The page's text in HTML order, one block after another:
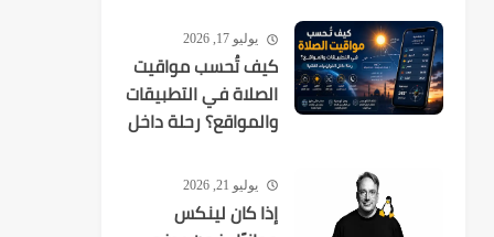
يوليو 17, 2026
كيف تُحسب مواقيت
الصلاة في التطبيقات
والمواقع؟ رحلة داخل
يوليو 21, 2026
إذا كان لينكس